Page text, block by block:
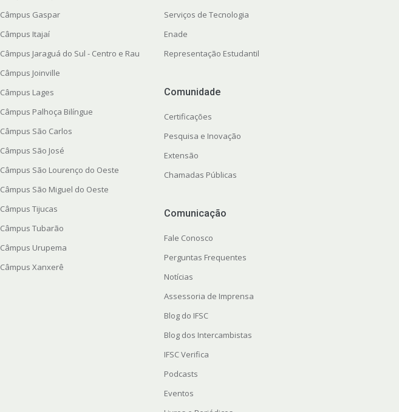
Câmpus Gaspar
Câmpus Itajaí
Câmpus Jaraguá do Sul - Centro e Rau
Câmpus Joinville
Câmpus Lages
Câmpus Palhoça Bilíngue
Câmpus São Carlos
Câmpus São José
Câmpus São Lourenço do Oeste
Câmpus São Miguel do Oeste
Câmpus Tijucas
Câmpus Tubarão
Câmpus Urupema
Câmpus Xanxerê
Serviços de Tecnologia
Enade
Representação Estudantil
Comunidade
Certificações
Pesquisa e Inovação
Extensão
Chamadas Públicas
Comunicação
Fale Conosco
Perguntas Frequentes
Notícias
Assessoria de Imprensa
Blog do IFSC
Blog dos Intercambistas
IFSC Verifica
Podcasts
Eventos